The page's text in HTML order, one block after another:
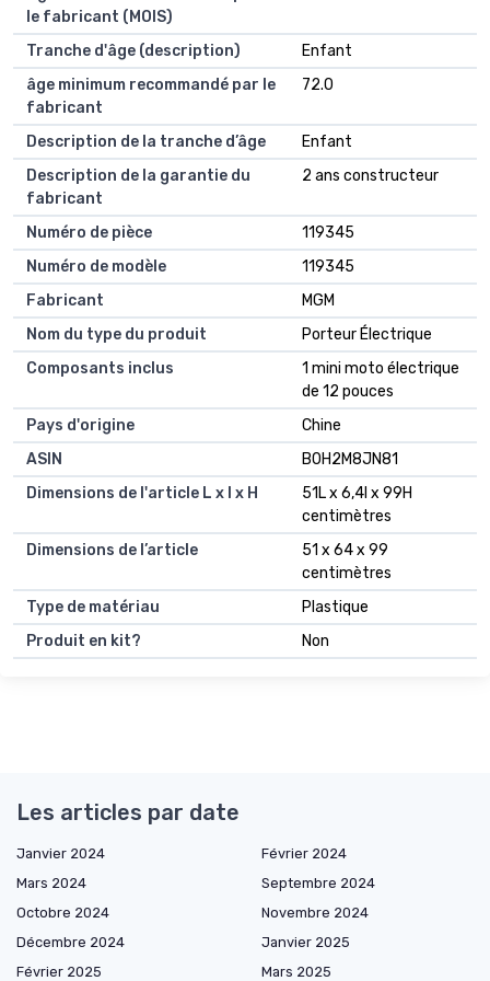
le fabricant (MOIS)
Tranche d'âge (description)
Enfant
âge minimum recommandé par le
fabricant
72.0
Description de la tranche d’âge
Enfant
Description de la garantie du
fabricant
2 ans constructeur
Numéro de pièce
119345
Numéro de modèle
119345
Fabricant
MGM
Nom du type du produit
Porteur Électrique
Composants inclus
1 mini moto électrique
de 12 pouces
Pays d'origine
Chine
ASIN
B0H2M8JN81
Dimensions de l'article L x l x H
51L x 6,4l x 99H
centimètres
Dimensions de l’article
51 x 64 x 99
centimètres
Type de matériau
Plastique
Produit en kit?
Non
Les articles par date
Janvier 2024
Février 2024
Mars 2024
Septembre 2024
Octobre 2024
Novembre 2024
Décembre 2024
Janvier 2025
Février 2025
Mars 2025